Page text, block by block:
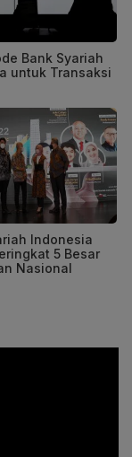
Bank Syariah
untuk Transaksi
Indonesia
5 Besar
Nasional